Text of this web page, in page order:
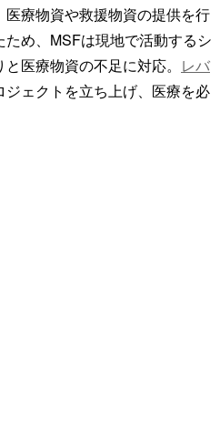
療物資や救援物資の提供を行
め、MSFは現地で活動するシ
医療物資の不足に対応。 レバ
ェクトを立ち上げ、医療を必